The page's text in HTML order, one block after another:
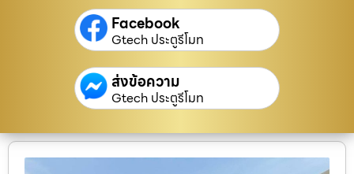
Facebook
Gtech ประตูรีโมท
ส่งข้อความ
Gtech ประตูรีโมท